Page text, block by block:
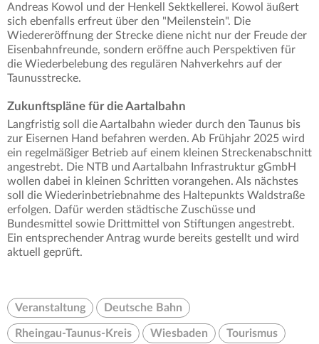
Andreas Kowol und der Henkell Sektkellerei. Kowol äußert
sich ebenfalls erfreut über den "Meilenstein". Die
Wiedereröffnung der Strecke diene nicht nur der Freude der
Eisenbahnfreunde, sondern eröffne auch Perspektiven für
die Wiederbelebung des regulären Nahverkehrs auf der
Taunusstrecke.
Zukunftspläne für die Aartalbahn
Langfristig soll die Aartalbahn wieder durch den Taunus bis
zur Eisernen Hand befahren werden. Ab Frühjahr 2025 wird
ein regelmäßiger Betrieb auf einem kleinen Streckenabschnitt
angestrebt. Die NTB und Aartalbahn Infrastruktur gGmbH
wollen dabei in kleinen Schritten vorangehen. Als nächstes
soll die Wiederinbetriebnahme des Haltepunkts Waldstraße
erfolgen. Dafür werden städtische Zuschüsse und
Bundesmittel sowie Drittmittel von Stiftungen angestrebt.
Ein entsprechender Antrag wurde bereits gestellt und wird
aktuell geprüft.
Veranstaltung Deutsche Bahn
Rheingau-Taunus-Kreis Wiesbaden Tourismus